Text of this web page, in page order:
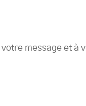
message et à